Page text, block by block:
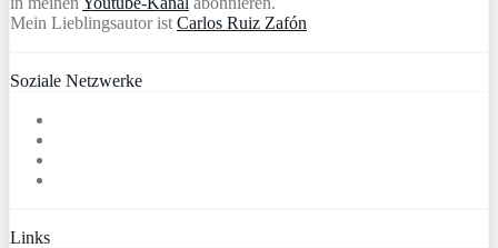
Mein Lieblingsautor ist Carlos Ruiz Zafón
Soziale Netzwerke
Links